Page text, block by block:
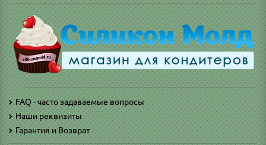
FAQ - часто задаваемые вопросы
Наши реквизиты
Гарантия и Возврат